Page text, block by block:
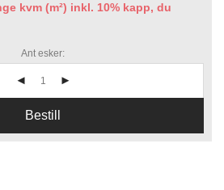
kvm (m²) inkl. 10% kapp, du
Ant esker:
Bestill